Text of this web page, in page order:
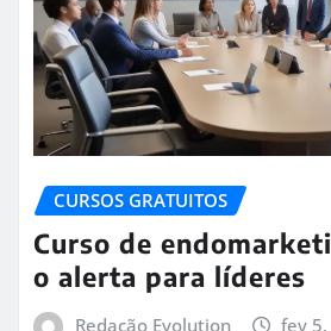
CURSOS GRATUITOS
Curso de
o alerta para líderes
Redação Evolution fev